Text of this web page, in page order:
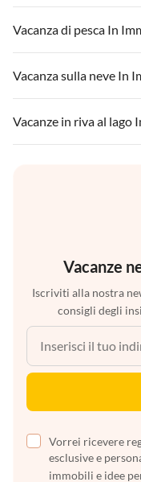
Vacanza di pesca In
Vacanza sulla neve In
Vacanze in riva al lago
Vacanze
Iscriviti alla nostra
consigli degli
Vorrei ricevere
esclusive e
immobili e idee